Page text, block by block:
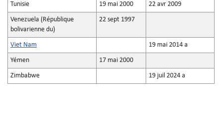
Tunisie 19 mai 2000 22 avr 2009
Venezuela (République
bolivarienne du)
22 sept 1997
Viet Nam 19 mai 2014 a
Yémen 17 mai 2000
Zimbabwe 19 juil 2024 a